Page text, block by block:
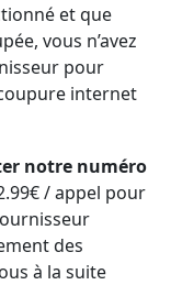
et que
vous n’avez
pour
internet
notre numéro
/ appel pour
des
à la suite